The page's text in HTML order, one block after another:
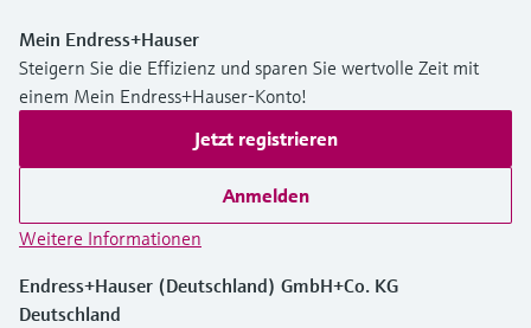
Mein Endress+Hauser
Steigern Sie die Effizienz und sparen Sie wertvolle Zeit mit
einem Mein Endress+Hauser-Konto!
Jetzt registrieren
Anmelden
Weitere Informationen
Endress+Hauser (Deutschland) GmbH+Co. KG
Deutschland